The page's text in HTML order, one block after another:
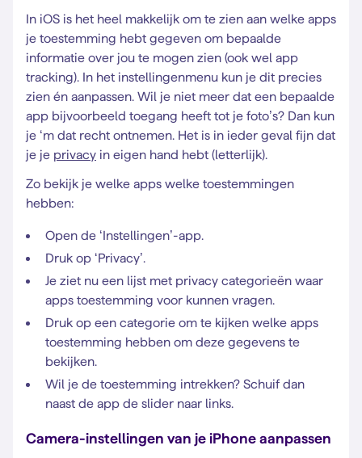
In iOS is het heel makkelijk om te zien aan welke apps
je toestemming hebt gegeven om bepaalde
informatie over jou te mogen zien (ook wel app
tracking). In het instellingenmenu kun je dit precies
zien én aanpassen. Wil je niet meer dat een bepaalde
app bijvoorbeeld toegang heeft tot je foto’s? Dan kun
je ‘m dat recht ontnemen. Het is in ieder geval fijn dat
je je privacy in eigen hand hebt (letterlijk).
Zo bekijk je welke apps welke toestemmingen
hebben:
Open de ‘Instellingen’-app.
Druk op ‘Privacy’.
Je ziet nu een lijst met privacy categorieën waar
apps toestemming voor kunnen vragen.
Druk op een categorie om te kijken welke apps
toestemming hebben om deze gegevens te
bekijken.
Wil je de toestemming intrekken? Schuif dan
naast de app de slider naar links.
Camera-instellingen van je iPhone aanpassen